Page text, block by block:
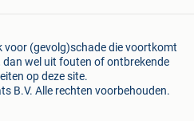
voor (gevolg)schade die voortkomt
dan wel uit fouten of ontbrekende
op deze site.
B.V. Alle rechten voorbehouden.